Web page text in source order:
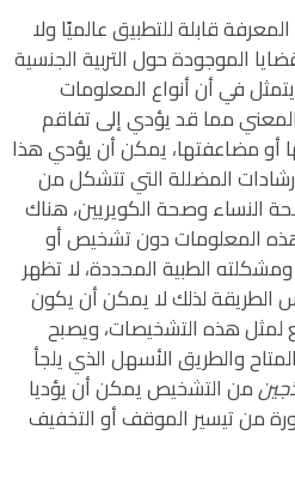
قابلة للتطبيق عالميًا ولا
الموجودة حول التربية الجنسية
في أن أنواع المعلومات
مما قد يؤدي إلى تفاقم
أو مضاعفتها، يمكن أن يؤدي هذا
المضللة التي تتشكل من
وصحة الكويريين، هناك
المعلومات دون تشخيص أو
الطبية المحددة، لا تظهر
لذلك لا يمكن أن يكون
لمثل هذه التشخيصات، ويصبح
والطريق الأسهل الذي يلجأ
من التشخيص يمكن أن يؤديا
من تيسير الموقف أو التخفيف